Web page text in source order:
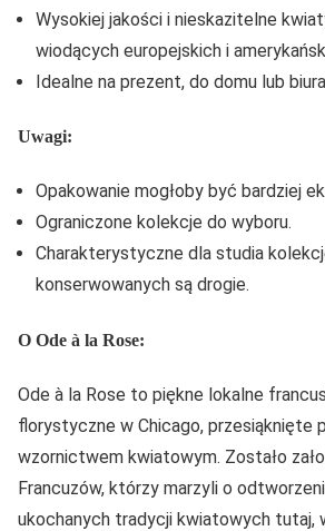
Wysokiej jakości i nieskazitelne
wiodących europejskich i
Idealne na prezent, do domu lub
Uwagi:
Opakowanie mogłoby być bardziej
Ograniczone kolekcje do wyboru.
Charakterystyczne dla studia
konserwowanych są drogie.
O Ode à la Rose:
Ode à la Rose to piękne lokalne
florystyczne w Chicago, przesiąknięte
wzornictwem kwiatowym. Zostało
Francuzów, którzy marzyli o
ukochanych tradycji kwiatowych tutaj,